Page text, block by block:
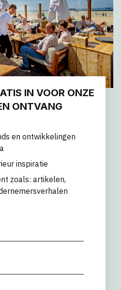
IN VOOR ONZE
ONTVANG
en ontwikkelingen
inspiratie
zoals: artikelen,